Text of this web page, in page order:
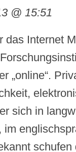
@ 15:51
das Internet
„online“.
sich in